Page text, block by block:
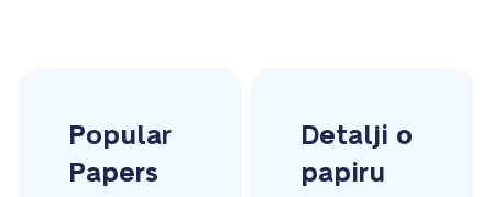
Popular
Papers
Detalji o
papiru